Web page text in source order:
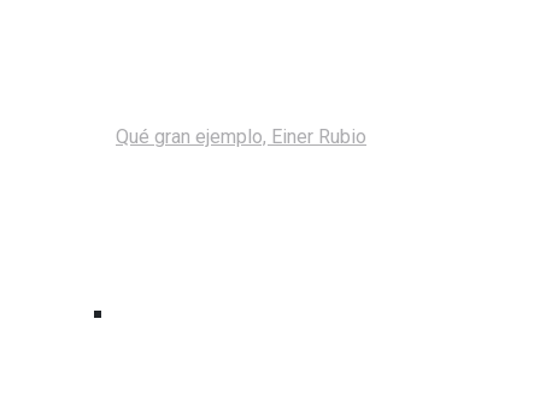
Qué gran ejemplo, Einer Rubio